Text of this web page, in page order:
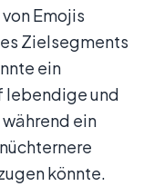
Emojis
Zielsegments
ein
lebendige und
ein
könnte.